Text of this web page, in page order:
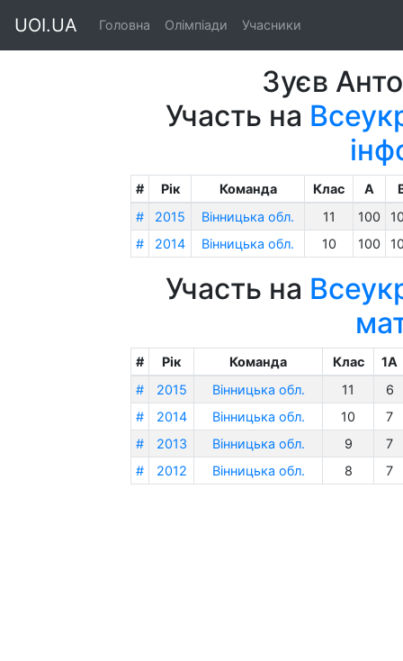
UOI.UA Головна Олімпіади Учасники
Зуєв
Участь на
# Рік Команда Клас A
#
2015 Вінницька обл. 11 100
#
2014 Вінницька обл. 10 100
Участь на
# Рік Команда Клас
1A
#
2015 Вінницька обл. 11
6
#
2014 Вінницька обл. 10
7
#
2013 Вінницька обл. 9
7
#
2012 Вінницька обл. 8 7